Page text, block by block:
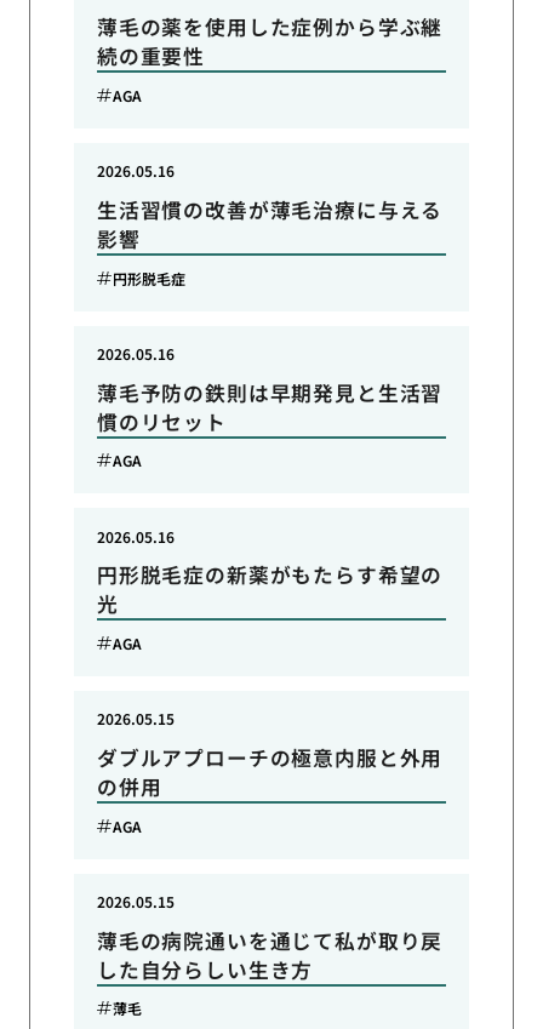
薄毛の薬を使用した症例から学ぶ継
続の重要性
AGA
生活習慣の改善が薄毛治療に与える
影響
2026.05.16
円形脱毛症
薄毛予防の鉄則は早期発見と生活習
慣のリセット
2026.05.16
AGA
円形脱毛症の新薬がもたらす希望の
光
2026.05.16
AGA
ダブルアプローチの極意内服と外用
の併用
2026.05.15
AGA
薄毛の病院通いを通じて私が取り戻
した自分らしい生き方
2026.05.15
薄毛